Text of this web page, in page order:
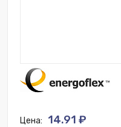
Цена: 14.91 ₽